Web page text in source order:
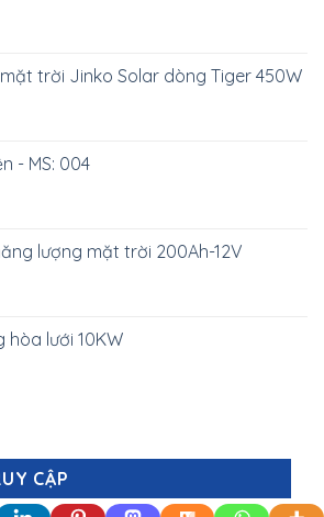
trời Jinko Solar dòng Tiger 450W
- MS: 004
lượng mặt trời 200Ah-12V
hòa lưới 10KW
CẬP